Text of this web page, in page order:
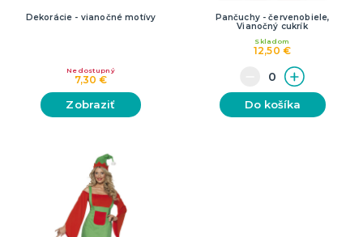
Dekorácie - vianočné motívy
7,30 €
Nedostupný
Zobraziť
Pančuchy - červenobiele,
Vianočný cukrík
12,50 €
Skladom
Do košíka